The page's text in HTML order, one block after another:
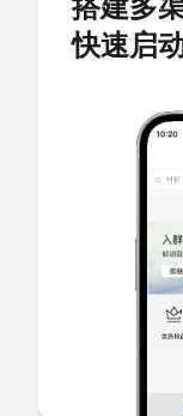
快速启